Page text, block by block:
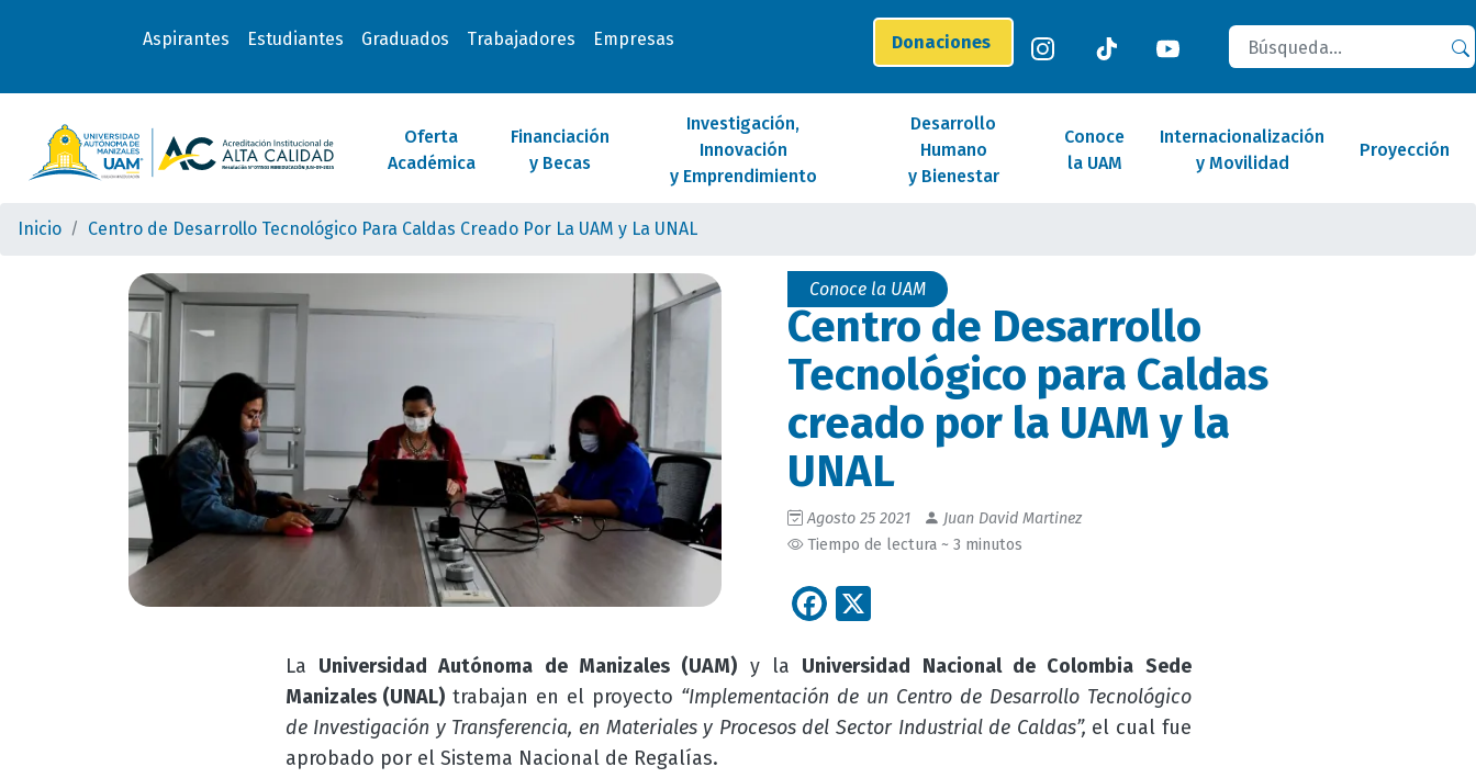
Aspirantes Estudiantes Graduados Trabajadores Empresas Donaciones
Buscar
Oferta
Académica
Financiación
y Becas
Investigación,
Innovación
y Emprendimiento
Desarrollo
Humano
y Bienestar
Conoce
la UAM
Internacionalización
y Movilidad
Proyección
Inicio Centro de Desarrollo Tecnológico Para Caldas Creado Por La UAM y La UNAL
Conoce la UAM
Centro de Desarrollo
Tecnológico para Caldas
creado por la UAM y la
UNAL
Agosto 25 2021
Juan David Martinez
Tiempo de lectura ~ 3 minutos
Facebook
La Universidad Autónoma de Manizales (UAM) y la Universidad Nacional de Colombia Sede
Manizales (UNAL) trabajan en el proyecto “Implementación de un Centro de Desarrollo Tecnológico
de Investigación y Transferencia, en Materiales y Procesos del Sector Industrial de Caldas”, el cual fue
aprobado por el Sistema Nacional de Regalías.